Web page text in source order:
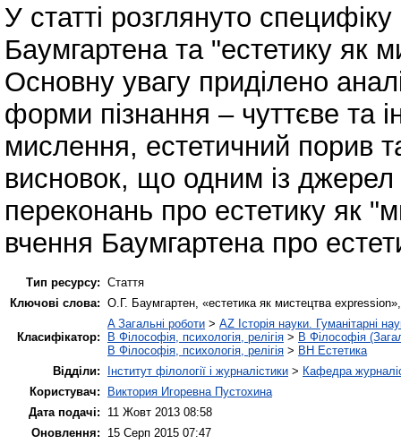
У статті розглянуто
Баумгартена та "естетику як
Основну увагу приділено
форми пізнання – чуттєве та
мислення, естетичний порив
висновок, що одним із джерел
переконань про естетику як
вчення Баумгартена про
Тип ресурсу: Стаття
Ключові слова: О.Г. Баумгартен, «естетика як мистецтва expression»,
Класифікатор:
A Загальні роботи > AZ Історія науки. Гуманітарні
B Філософія, психологія, релігія > B Філософія
B Філософія, психологія, релігія > BH Естетика
Відділи:
Інститут філології і журналістики > Кафедра
Користувач:
Виктория Игоревна Пустохина
Дата подачі:
11 Жовт 2013 08:58
Оновлення:
15 Серп 2015 07:47